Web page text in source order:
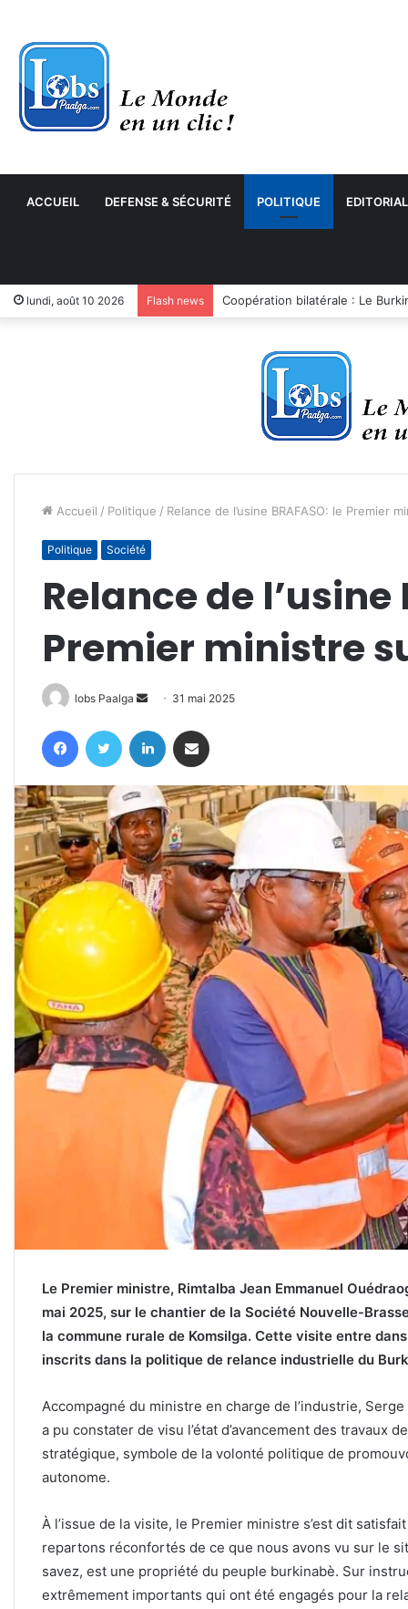
ACCUEIL DEFENSE & SÉCURITÉ POLITIQUE EDITORIAL
lundi, août 10 2026 Flash news Paludisme : lancement officiel
Accueil / Politique / Relance de l’usine BRAFASO: le Premier
Politique Société
Relance de l’usine
Premier ministre
lobs Paalga
Envoyer
courriel
31 mai 2025
FacebookTwitter Linkedin
Le Premier ministre, Rimtalba Jean Emmanuel
mai 2025, sur le chantier de la Société Nouvelle-
la commune rurale de Komsilga. Cette visite entre
inscrits dans la politique de relance industrielle du
Accompagné du ministre en charge de l’industrie,
a pu constater de visu l’état d’avancement des travaux
stratégique, symbole de la volonté politique de
autonome.
À l’issue de la visite, le Premier ministre s’est dit
repartons réconfortés de ce que nous avons vu sur le
savez, est une propriété du peuple burkinabè. Sur
extrêmement importants qui ont été engagés pour la